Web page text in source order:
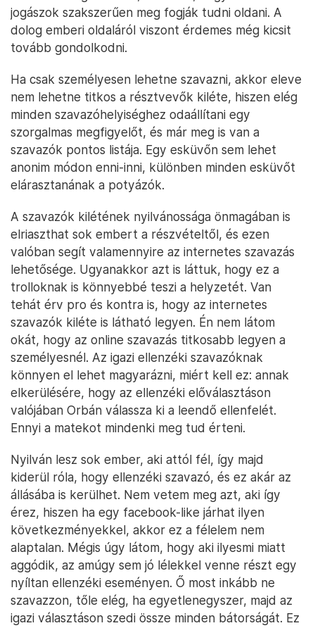
jogászok szakszerűen meg fogják tudni oldani. A
dolog emberi oldaláról viszont érdemes még kicsit
tovább gondolkodni.
Ha csak személyesen lehetne szavazni, akkor eleve
nem lehetne titkos a résztvevők kiléte, hiszen elég
minden szavazóhelyiséghez odaállítani egy
szorgalmas megfigyelőt, és már meg is van a
szavazók pontos listája. Egy esküvőn sem lehet
anonim módon enni-inni, különben minden esküvőt
elárasztanának a potyázók.
A szavazók kilétének nyilvánossága önmagában is
elriaszthat sok embert a részvételtől, és ezen
valóban segít valamennyire az internetes szavazás
lehetősége. Ugyanakkor azt is láttuk, hogy ez a
trolloknak is könnyebbé teszi a helyzetét. Van
tehát érv pro és kontra is, hogy az internetes
szavazók kiléte is látható legyen. Én nem látom
okát, hogy az online szavazás titkosabb legyen a
személyesnél. Az igazi ellenzéki szavazóknak
könnyen el lehet magyarázni, miért kell ez: annak
elkerülésére, hogy az ellenzéki előválasztáson
valójában Orbán válassza ki a leendő ellenfelét.
Ennyi a matekot mindenki meg tud érteni.
Nyilván lesz sok ember, aki attól fél, így majd
kiderül róla, hogy ellenzéki szavazó, és ez akár az
állásába is kerülhet. Nem vetem meg azt, aki így
érez, hiszen ha egy facebook-like járhat ilyen
következményekkel, akkor ez a félelem nem
alaptalan. Mégis úgy látom, hogy aki ilyesmi miatt
aggódik, az amúgy sem jó lélekkel venne részt egy
nyíltan ellenzéki eseményen. Ő most inkább ne
szavazzon, tőle elég, ha egyetlenegyszer, majd az
igazi választáson szedi össze minden bátorságát. Ez